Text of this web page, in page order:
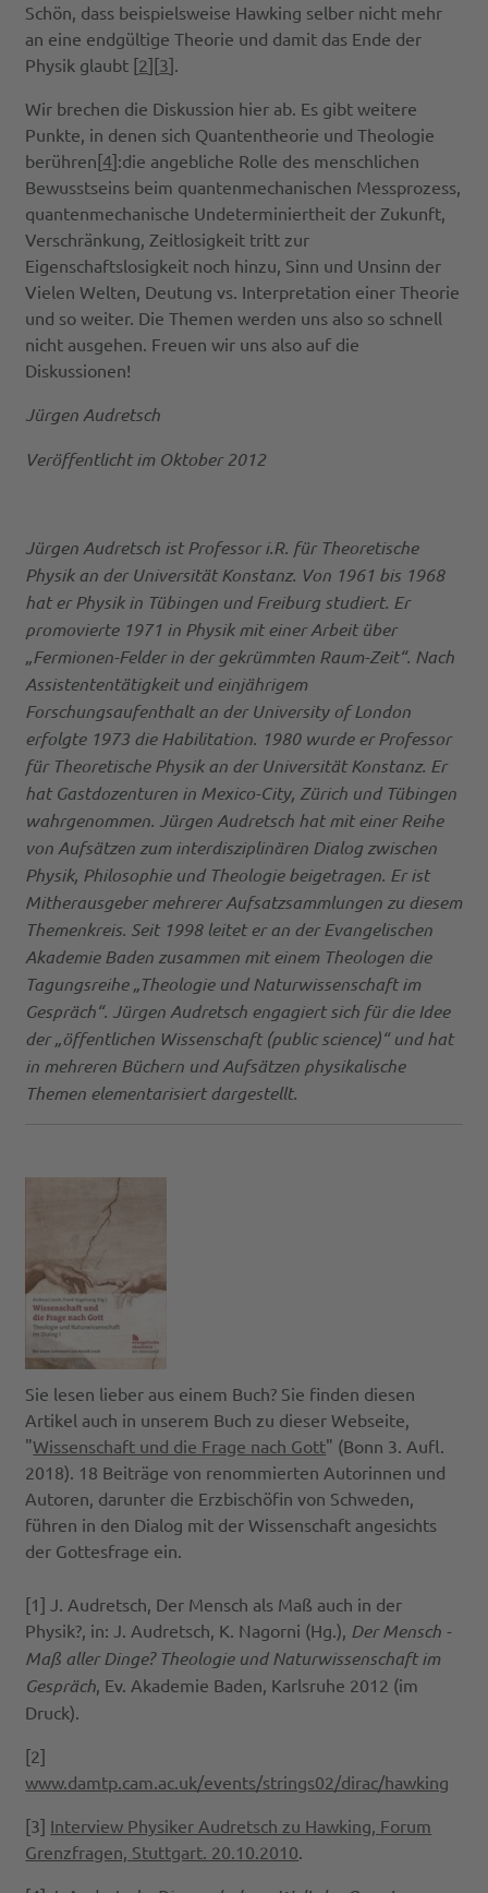
Schön, dass beispielsweise Hawking selber nicht mehr
an eine endgültige Theorie und damit das Ende der
Physik glaubt [2][3].
Wir brechen die Diskussion hier ab. Es gibt weitere
Punkte, in denen sich Quantentheorie und Theologie
berühren[4]:die angebliche Rolle des menschlichen
Bewusstseins beim quantenmechanischen Messprozess,
quantenmechanische Undeterminiertheit der Zukunft,
Verschränkung, Zeitlosigkeit tritt zur
Eigenschaftslosigkeit noch hinzu, Sinn und Unsinn der
Vielen Welten, Deutung vs. Interpretation einer Theorie
und so weiter. Die Themen werden uns also so schnell
nicht ausgehen. Freuen wir uns also auf die
Diskussionen!
Jürgen Audretsch
Veröffentlicht im Oktober 2012
Jürgen Audretsch ist Professor i.R. für Theoretische
Physik an der Universität Konstanz. Von 1961 bis 1968
hat er Physik in Tübingen und Freiburg studiert. Er
promovierte 1971 in Physik mit einer Arbeit über
„Fermionen-Felder in der gekrümmten Raum-Zeit“. Nach
Assistententätigkeit und einjährigem
Forschungsaufenthalt an der University of London
erfolgte 1973 die Habilitation. 1980 wurde er Professor
für Theoretische Physik an der Universität Konstanz. Er
hat Gastdozenturen in Mexico-City, Zürich und Tübingen
wahrgenommen. Jürgen Audretsch hat mit einer Reihe
von Aufsätzen zum interdisziplinären Dialog zwischen
Physik, Philosophie und Theologie beigetragen. Er ist
Mitherausgeber mehrerer Aufsatzsammlungen zu diesem
Themenkreis. Seit 1998 leitet er an der Evangelischen
Akademie Baden zusammen mit einem Theologen die
Tagungsreihe „Theologie und Naturwissenschaft im
Gespräch“. Jürgen Audretsch engagiert sich für die Idee
der „öffentlichen Wissenschaft (public science)“ und hat
in mehreren Büchern und Aufsätzen physikalische
Themen elementarisiert dargestellt.
Sie lesen lieber aus einem Buch? Sie finden diesen
Artikel auch in unserem Buch zu dieser Webseite,
"Wissenschaft und die Frage nach Gott" (Bonn 3. Aufl.
2018). 18 Beiträge von renommierten Autorinnen und
Autoren, darunter die Erzbischöfin von Schweden,
führen in den Dialog mit der Wissenschaft angesichts
der Gottesfrage ein.
[1] J. Audretsch, Der Mensch als Maß auch in der
Physik?, in: J. Audretsch, K. Nagorni (Hg.), Der Mensch -
Maß aller Dinge? Theologie und Naturwissenschaft im
Gespräch , Ev. Akademie Baden, Karlsruhe 2012 (im
Druck).
[2]
www.damtp.cam.ac.uk/events/strings02/dirac/hawking
[3] Interview Physiker Audretsch zu Hawking, Forum
Grenzfragen, Stuttgart. 20.10.2010